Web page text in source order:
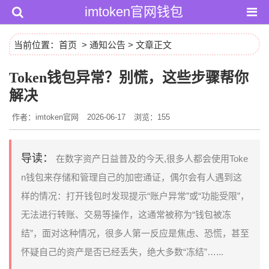
imtoken官网钱包
当前位置： 首页 > 通知公告 > 文章正文
Token钱包异常？别慌，这些步骤帮你
解决
作者：imtoken官网 2026-06-17 浏览：155
导读：
在数字资产日益普及的今天,很多人都会使用Toke
n钱包来存储和管理自己的加密通证，偶尔会有人遇到这
样的情况：打开钱包时发现提示“账户异常”或“功能受限”，
无法进行转账、交易等操作，这通常被称为“钱包被冻
结”，面对这种情况，很多人第一反应是焦虑、恐慌，甚至
怀疑自己的资产是否已经丢失，绝大多数“冻结”…...